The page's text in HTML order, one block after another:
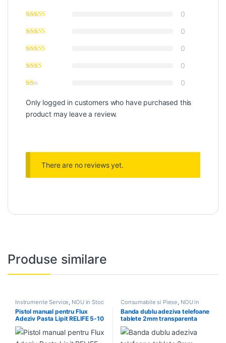
0
0
0
0
0
Only logged in customers who have purchased this
product may leave a review.
There are no reviews yet.
Produse similare
Instrumente Service NOU in Stoc
Pistol manual pentru Flux
Adeziv Pasta Lipit RELIFE 5-10
CC
Consumabile si Piese NOU in
Stoc
Banda dublu adeziva telefoane
tablete 2mm transparenta